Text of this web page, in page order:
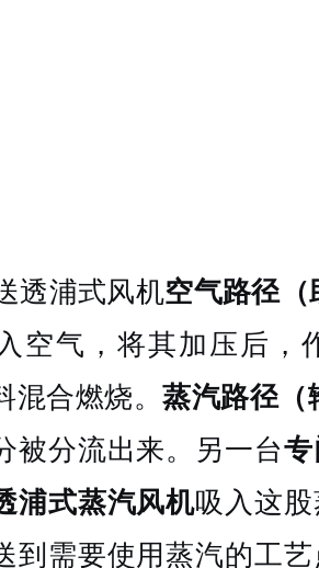
透浦式风机空气路径（
空气，将其加压后，
混合燃烧。蒸汽路径（
被分流出来。另一台
浦式蒸汽风机吸入这
到需要使用蒸汽的工